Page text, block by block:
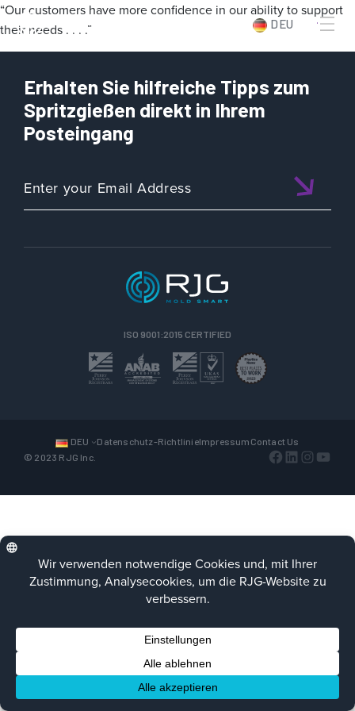
DEU
“Our customers have more confidence in our ability to support
their needs . . . .”
Erhalten Sie hilfreiche Tipps zum
Spritzgießen direkt in Ihrem
Posteingang
ISO 9001:2015 CERTIFIED
© 2023 RJG Inc.
DEU Datenschutz-RichtlinieImpressum Contact Us
Facebook
LinkedIn